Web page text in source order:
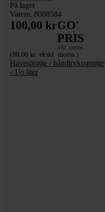
På lager
Varenr. 8008584
100,00 krGO'
PRIS
inkl. moms
(80,00 kr. ekskl. moms.)
Havesprøjte / håndtrykssprøjte
- 1½ liter